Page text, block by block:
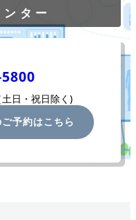
ター
日・祝日除く)
予約はこちら